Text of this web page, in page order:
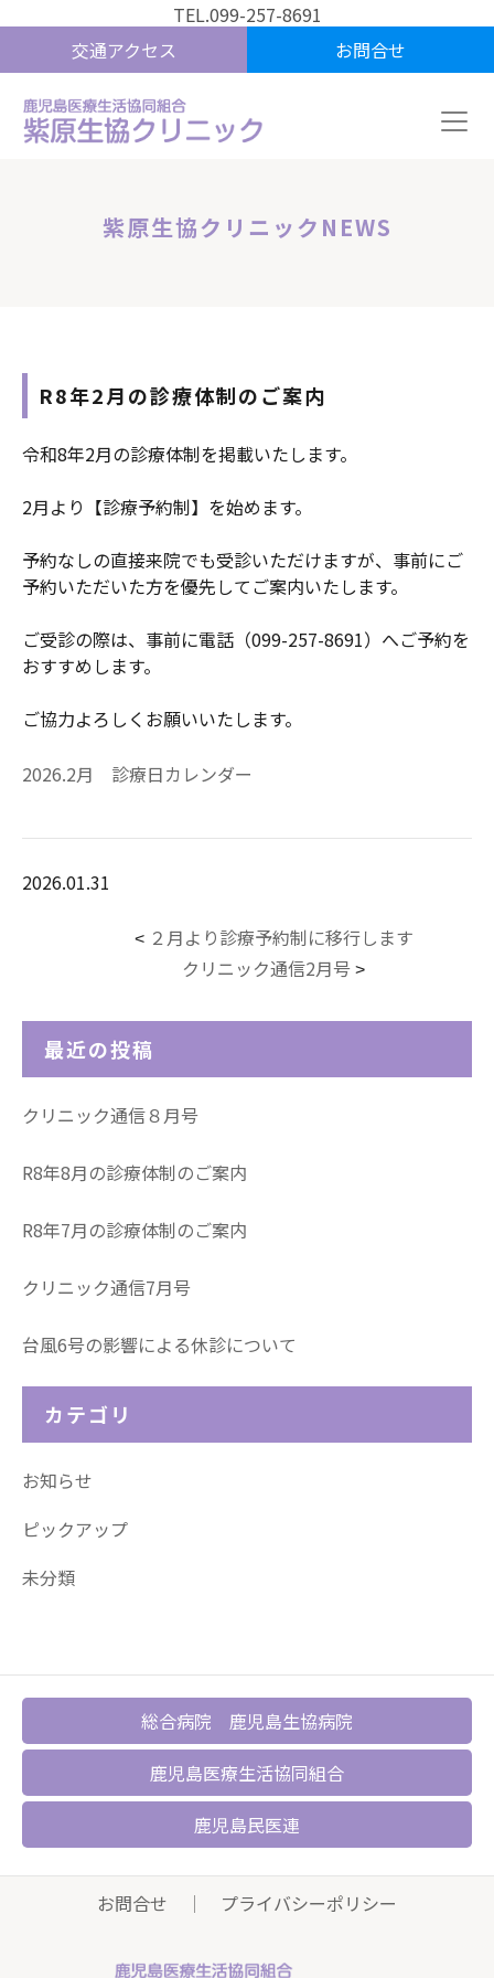
TEL.099-257-8691
交通アクセス
お問合せ
紫原生協クリニックNEWS
R8年2月の診療体制のご案内
令和8年2月の診療体制を掲載いたします。
2月より【診療予約制】を始めます。
予約なしの直接来院でも受診いただけますが、事前にご
予約いただいた方を優先してご案内いたします。
ご受診の際は、事前に電話（099-257-8691）へご予約を
おすすめします。
ご協力よろしくお願いいたします。
2026.2月 診療日カレンダー
2026.01.31
< ２月より診療予約制に移行します
クリニック通信2月号 >
最近の投稿
クリニック通信８月号
R8年8月の診療体制のご案内
R8年7月の診療体制のご案内
クリニック通信7月号
台風6号の影響による休診について
カテゴリ
お知らせ
ピックアップ
未分類
総合病院 鹿児島生協病院
鹿児島医療生活協同組合
鹿児島民医連
お問合せ ｜ プライバシーポリシー